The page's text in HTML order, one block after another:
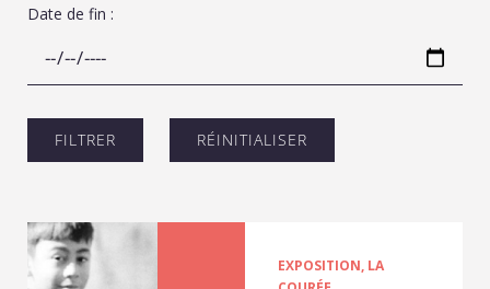
Date de fin :
EXPOSITION, LA